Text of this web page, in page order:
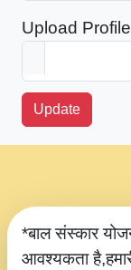
Upload
Update
*बाल संस्कार
आवश्यकता